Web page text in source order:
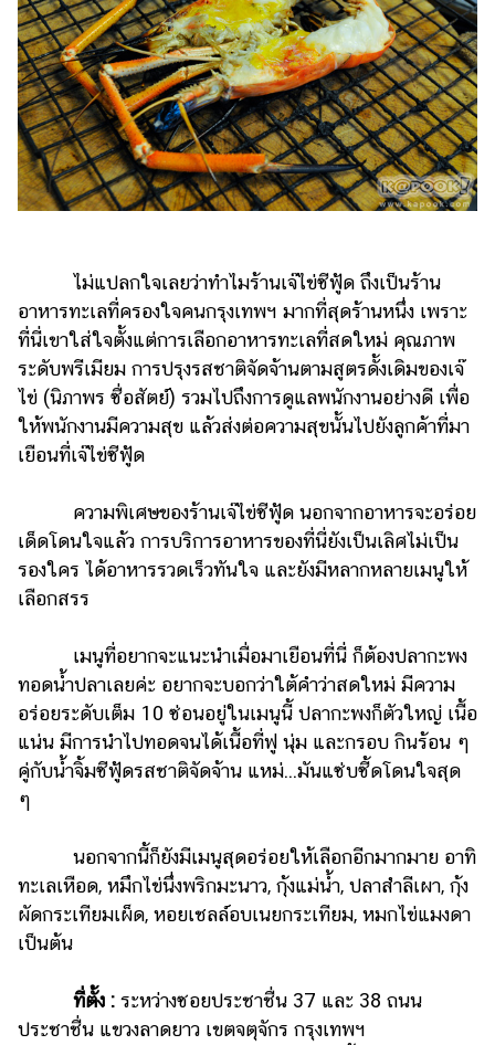
ไม่แปลกใจเลยว่าทำไมร้านเจ๊ไข่ซีฟู้ด ถึงเป็นร้าน
อาหารทะเลที่ครองใจคนกรุงเทพฯ มากที่สุดร้านหนึ่ง เพราะ
ที่นี่เขาใส่ใจตั้งแต่การเลือกอาหารทะเลที่สดใหม่ คุณภาพ
ระดับพรีเมียม การปรุงรสชาติจัดจ้านตามสูตรดั้งเดิมของเจ๊
ไข่ (นิภาพร ซื่อสัตย์) รวมไปถึงการดูแลพนักงานอย่างดี เพื่อ
ให้พนักงานมีความสุข แล้วส่งต่อความสุขนั้นไปยังลูกค้าที่มา
เยือนที่เจ๊ไข่ซีฟู้ด
ความพิเศษของร้านเจ๊ไข่ซีฟู้ด นอกจากอาหารจะอร่อย
เด็ดโดนใจแล้ว การบริการอาหารของที่นี่ยังเป็นเลิศไม่เป็น
รองใคร ได้อาหารรวดเร็วทันใจ และยังมีหลากหลายเมนูให้
เลือกสรร
เมนูที่อยากจะแนะนำเมื่อมาเยือนที่นี่ ก็ต้องปลากะพง
ทอดน้ำปลาเลยค่ะ อยากจะบอกว่าใต้คำว่าสดใหม่ มีความ
อร่อยระดับเต็ม 10 ซ่อนอยู่ในเมนูนี้ ปลากะพงก็ตัวใหญ่ เนื้อ
แน่น มีการนำไปทอดจนได้เนื้อที่ฟู นุ่ม และกรอบ กินร้อน ๆ
คู่กับน้ำจิ้มซีฟู้ดรสชาติจัดจ้าน แหม่...มันแซ่บซี้ดโดนใจสุด
ๆ
นอกจากนี้ก็ยังมีเมนูสุดอร่อยให้เลือกอีกมากมาย อาทิ
ทะเลเหือด, หมึกไข่นึ่งพริกมะนาว, กุ้งแม่น้ำ, ปลาสำลีเผา, กุ้ง
ผัดกระเทียมเผ็ด, หอยเชลล์อบเนยกระเทียม, หมกไข่แมงดา
เป็นต้น
ที่ตั้ง : ระหว่างซอยประชาชื่น 37 และ 38 ถนน
ประชาชื่น แขวงลาดยาว เขตจตุจักร กรุงเทพฯ